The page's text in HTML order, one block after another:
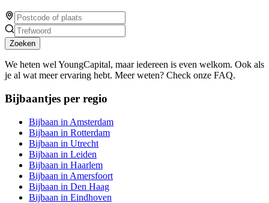
Zoeken
We heten wel YoungCapital, maar iedereen is even welkom. Ook als
je al wat meer ervaring hebt. Meer weten? Check onze FAQ.
Bijbaantjes per regio
Bijbaan in Amsterdam
Bijbaan in Rotterdam
Bijbaan in Utrecht
Bijbaan in Leiden
Bijbaan in Haarlem
Bijbaan in Amersfoort
Bijbaan in Den Haag
Bijbaan in Eindhoven